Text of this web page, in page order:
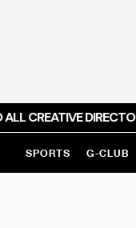
CREATIVE
SPORTS G-CLUB